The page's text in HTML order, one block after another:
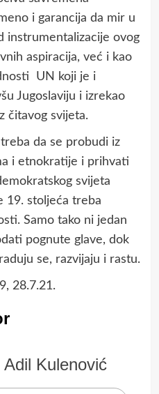
i garancija da mir u
instrumentalizacije ovog
aspiracija, već i kao
UN koji je i
Jugoslaviju i izrekao
čitavog svijeta.
da se probudi iz
i etnokratije i prihvati
svijeta
19. stoljeća treba
Samo tako ni jedan
pognute glave, dok
se, razvijaju i rastu.
28.7.21.
Adil Kulenović